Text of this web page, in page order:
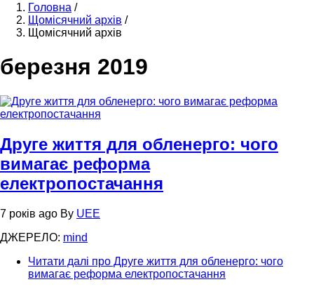
Головна /
Щомісячний архів /
Щомісячний архів
березня 2019
Друге життя для обленерго: чого
вимагає реформа
електропостачання
7 років ago By UEE
ДЖЕРЕЛО: mind
Читати далі про Друге життя для обленерго: чого
вимагає реформа електропостачання